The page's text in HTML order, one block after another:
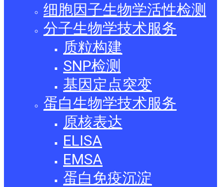
细胞因子生物学活性检测
分子生物学技术服务
质粒构建
SNP检测
基因定点突变
蛋白生物学技术服务
原核表达
ELISA
EMSA
蛋白免疫沉淀